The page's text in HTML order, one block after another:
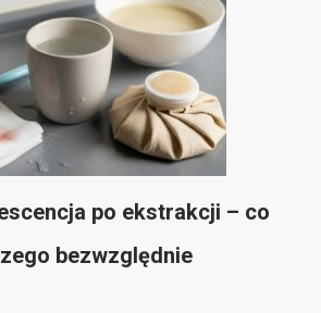
po ekstrakcji – co
bezwzględnie